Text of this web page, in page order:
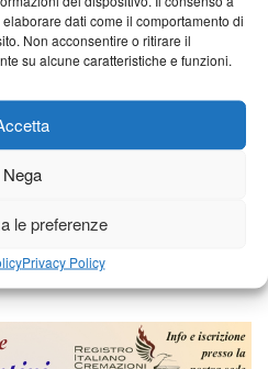
dati come il comportamento di
Non acconsentire o ritirare il
su alcune caratteristiche e funzioni.
Nega
le preferenze
Privacy Policy